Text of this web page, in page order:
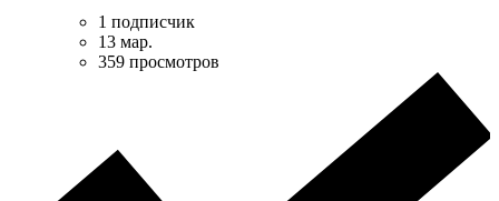
1 подписчик
13 мар.
359 просмотров